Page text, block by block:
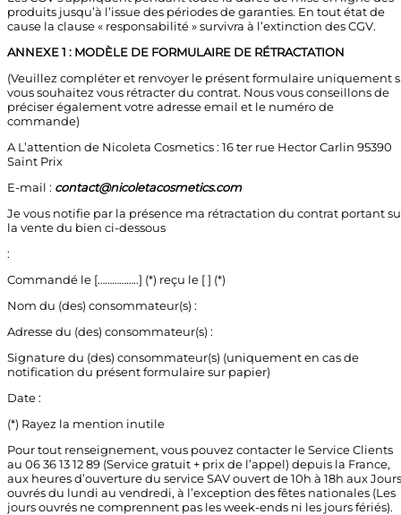
produits jusqu’à l’issue des périodes de garanties. En tout état de
cause la clause « responsabilité » survivra à l’extinction des CGV.
ANNEXE 1 : MODÈLE DE FORMULAIRE DE RÉTRACTATION
(Veuillez compléter et renvoyer le présent formulaire uniquement
vous souhaitez vous rétracter du contrat. Nous vous conseillons de
préciser également votre adresse email et le numéro de
commande)
A L’attention de Nicoleta Cosmetics : 16 ter rue Hector Carlin 95390
Saint Prix
E-mail : contact@nicoletacosmetics.com
Je vous notifie par la présence ma rétractation du contrat portant
la vente du bien ci-dessous
:
Commandé le [……………..] (*) reçu le [ ] (*)
Nom du (des) consommateur(s) :
Adresse du (des) consommateur(s) :
Signature du (des) consommateur(s) (uniquement en cas de
notification du présent formulaire sur papier)
Date :
(*) Rayez la mention inutile
Pour tout renseignement, vous pouvez contacter le Service Clients
au 06 36 13 12 89 (Service gratuit + prix de l’appel) depuis la France,
aux heures d’ouverture du service SAV ouvert de 10h à 18h aux Jours
ouvrés du lundi au vendredi, à l’exception des fêtes nationales (Les
jours ouvrés ne comprennent pas les week-ends ni les jours fériés).